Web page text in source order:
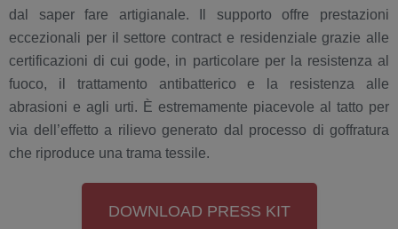
dal saper fare artigianale. Il supporto offre prestazioni
eccezionali per il settore contract e residenziale grazie alle
certificazioni di cui gode, in particolare per la resistenza al
fuoco, il trattamento antibatterico e la resistenza alle
abrasioni e agli urti. È estremamente piacevole al tatto per
via dell’effetto a rilievo generato dal processo di goffratura
che riproduce una trama tessile.
DOWNLOAD PRESS KIT